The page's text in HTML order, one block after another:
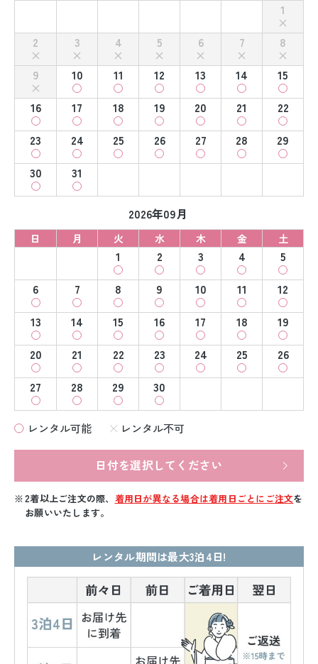
1
2
3 4 5 6 7
8
9
10 11 12 13 14
15
16
17 18 19 20 21
22
23
24 25 26 27 28
29
30
31
2026年09月
日 月 火 水 木 金 土
1 2 3 4
5
6
7 8 9 10 11
12
13
14 15 16 17 18
19
20
21 22 23 24 25
26
27
28 29 30
レンタル可能 レンタル不可
日付を選択してください
2着以上ご注文の際、 着用日が異なる場合は着用日ごとにご注文を
お願いいたします。
レンタル期間は最大3泊4日!